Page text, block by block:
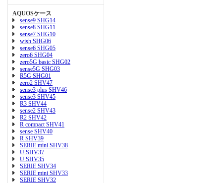
AQUOSケース
sense9 SHG14
sense8 SHG11
sense7 SHG10
wish SHG06
sense6 SHG05
zero6 SHG04
zero5G basic SHG02
sense5G SHG03
R5G SHG01
zero2 SHV47
sense3 plus SHV46
sense3 SHV45
R3 SHV44
sense2 SHV43
R2 SHV42
R compact SHV41
sense SHV40
R SHV39
SERIE mini SHV38
U SHV37
U SHV35
SERIE SHV34
SERIE mini SHV33
SERIE SHV32